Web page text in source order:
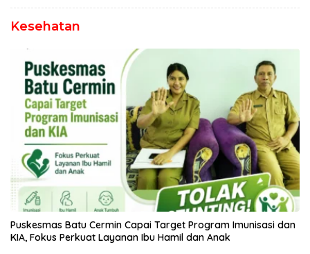
Kesehatan
Puskesmas Batu Cermin Capai Target Program Imunisasi dan
KIA, Fokus Perkuat Layanan Ibu Hamil dan Anak